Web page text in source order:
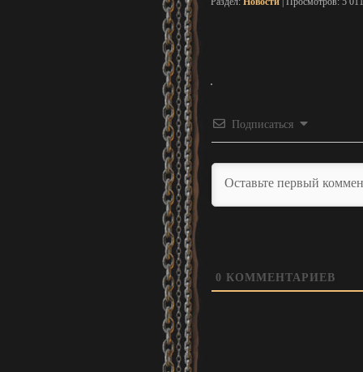
Подписаться
0 КОММЕНТАРИЕВ